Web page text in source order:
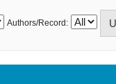
Authors/Record: